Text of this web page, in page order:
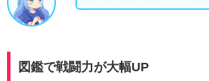
図鑑で戦闘力が大幅UP